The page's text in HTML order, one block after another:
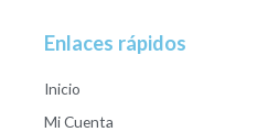
Enlaces rápidos
Inicio
Mi Cuenta